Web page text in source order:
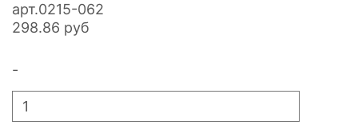
арт.0215-062
298.86 руб
-